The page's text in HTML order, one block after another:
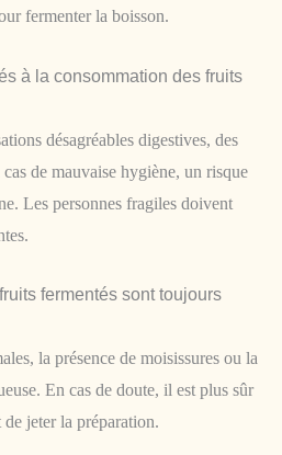
fermenter la boisson.
à la consommation des fruits
désagréables digestives, des
de mauvaise hygiène, un risque
Les personnes fragiles doivent
fermentés sont toujours
la présence de moisissures ou la
En cas de doute, il est plus sûr
de jeter la préparation.